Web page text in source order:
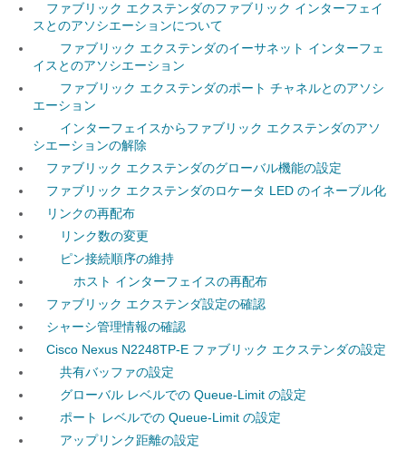
ファブリック エクステンダのファブリック インターフェイ
スとのアソシエーションについて
ファブリック エクステンダのイーサネット インターフェ
イスとのアソシエーション
ファブリック エクステンダのポート チャネルとのアソシ
エーション
インターフェイスからファブリック エクステンダのアソ
シエーションの解除
ファブリック エクステンダのグローバル機能の設定
ファブリック エクステンダのロケータ LED のイネーブル化
リンクの再配布
リンク数の変更
ピン接続順序の維持
ホスト インターフェイスの再配布
ファブリック エクステンダ設定の確認
シャーシ管理情報の確認
Cisco Nexus N2248TP-E ファブリック エクステンダの設定
共有バッファの設定
グローバル レベルでの Queue-Limit の設定
ポート レベルでの Queue-Limit の設定
アップリンク距離の設定